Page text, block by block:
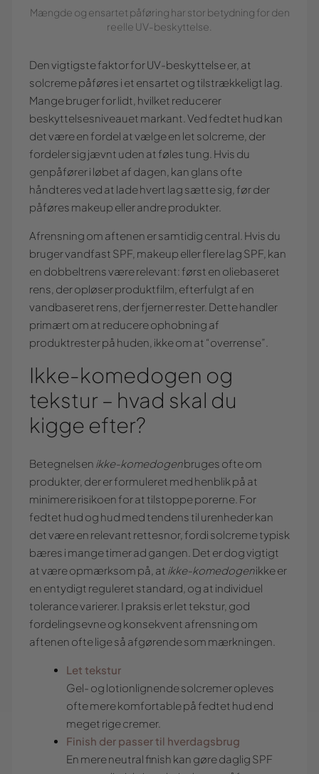
Mængde og ensartet påføring har stor betydning for den
reelle UV-beskyttelse.
Den vigtigste faktor for UV-beskyttelse er, at
solcreme påføres i et ensartet og tilstrækkeligt lag.
Mange bruger for lidt, hvilket reducerer
beskyttelsesniveauet markant. Ved fedtet hud kan
det være en fordel at vælge en let solcreme, der
fordeler sig jævnt uden at føles tung. Hvis du
genpåfører i løbet af dagen, kan glans ofte
håndteres ved at lade hvert lag sætte sig, før der
påføres makeup eller andre produkter.
Afrensning om aftenen er samtidig central. Hvis du
bruger vandfast SPF, makeup eller flere lag SPF, kan
en dobbeltrens være relevant: først en oliebaseret
rens, der opløser produktfilm, efterfulgt af en
vandbaseret rens, der fjerner rester. Dette handler
primært om at reducere ophobning af
produktrester på huden, ikke om at “overrense”.
Ikke-komedogen og
tekstur – hvad skal du
kigge efter?
Betegnelsen ikke-komedogenbruges ofte om
produkter, der er formuleret med henblik på at
minimere risikoen for at tilstoppe porerne. For
fedtet hud og hud med tendens til urenheder kan
det være en relevant rettesnor, fordi solcreme typisk
bæres i mange timer ad gangen. Det er dog vigtigt
at være opmærksom på, at ikke-komedogenikke er
en entydigt reguleret standard, og at individuel
tolerance varierer. I praksis er let tekstur, god
fordelingsevne og konsekvent afrensning om
aftenen ofte lige så afgørende som mærkningen.
Let tekstur
Gel- og lotionlignende solcremer opleves
ofte mere komfortable på fedtet hud end
meget rige cremer.
Finish der passer til hverdagsbrug
En mere neutral finish kan gøre daglig SPF